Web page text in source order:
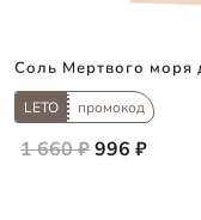
Соль Мертвого моря
LETO промокод
1 660 ₽996 ₽